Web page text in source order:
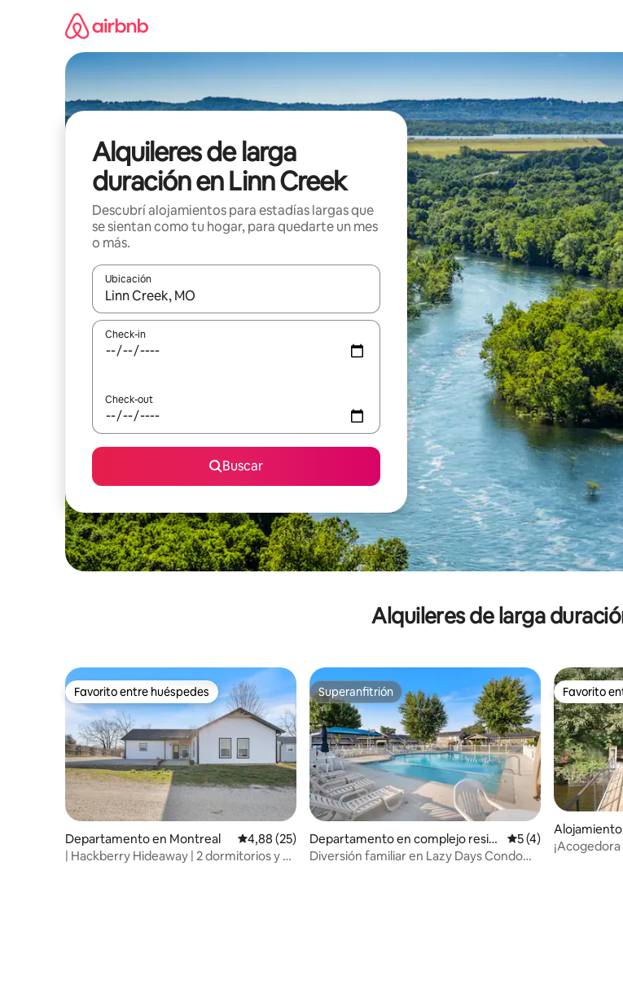
Alquileres de larga
duración en Linn Creek
Descubrí alojamientos para estadías largas que
se sientan como tu hogar, para quedarte un mes
o más.
Ubicación
Cuando los resultados estén disponibles, navegá con las teclas de flecha hacia arriba y hacia
Check-in
Check-out
Buscar
Alquileres de larga
Favorito entre huéspedes
Favorito entre huéspedes
Departamento en Montreal Calificación promedio: 4,88 de 5. 25 evaluaciones
4,88 (25)
| Hackberry Hideaway | 2 dormitorios y 2
Superanfitrión
Superanfitrión
Departamento en complejo resid
encial en Osage Beach
Calificación
5 (4)
Diversión familiar en Lazy Days Condo
Favorito
Favorito